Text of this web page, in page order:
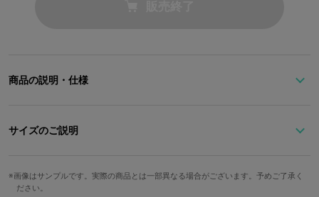
商品の説明・仕様
バックパックが誕生！
ンジのアクセントを巧みに取り入れました。バッグのベルトや両サ
イドには蛸の吸盤がハトメで表現されています。
サイズのご説明
高さ 幅 奥行 重さ
長
画像はサンプルです。実際の商品とは一部異なる場合がございます。予めご了承く
ださい。